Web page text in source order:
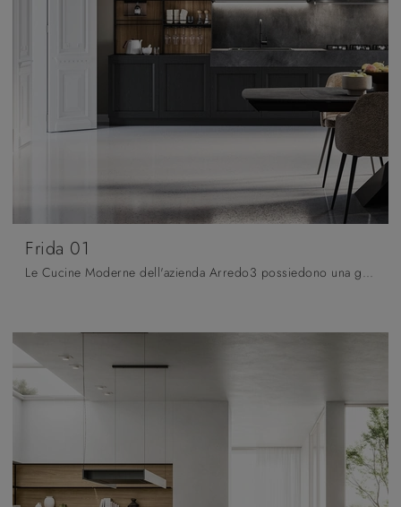
Frida 01
Le Cucine Moderne dell'azienda Arredo3 possiedono una generale armonia tra mood contemporaneo, progettazione attenta, funzionalità e creatività.